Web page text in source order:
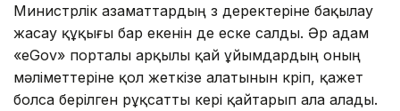
Министрлік азаматтардың өз деректеріне бақылау
жасау құқығы бар екенін де еске салды. Әр адам
«eGov» порталы арқылы қай ұйымдардың оның
мәліметтеріне қол жеткізе алатынын көріп, қажет
болса берілген рұқсатты кері қайтарып ала алады.